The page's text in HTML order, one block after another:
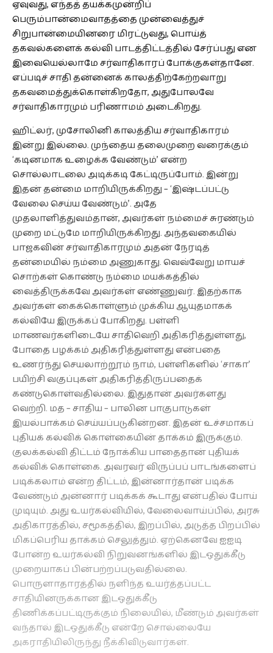
ஏவுவது, எந்தத் தயக்கமுன்றிப்
பெரும்பான்மைவாதத்தை முன்வைத்துச்
சிறுபான்மையினரை மிரட்டுவது, பொய்த்
தகவல்களைக் கல்வி பாடத்திட்டத்தில் சேர்ப்பது என
இவையெல்லாமே சர்வாதிகாரப் போக்குகள்தானே.
எப்படிச் சாதி தன்னைக் காலத்திற்கேற்றவாறு
தகவமைத்துக்கொள்கிறதோ, அதுபோலவே
சர்வாதிகாரமும் பரிணாமம் அடைகிறது.
ஹிட்லர், முசோலினி காலத்திய சர்வாதிகாரம்
இன்று இல்லை. முந்தைய தலைமுறை வரைக்கும்
‘கடினமாக உழைக்க வேண்டும்’ என்ற
சொல்லாடலை அடிக்கடி கேட்டிருப்போம். இன்று
இதன் தன்மை மாறியிருக்கிறது – ‘இஷ்டப்பட்டு
வேலை செய்ய வேண்டும்’. அதே
முதலாளித்துவம்தான், அவர்கள் நம்மைச் சுரண்டும்
முறை மட்டுமே மாறியிருக்கிறது. அந்தவகையில்
பாஜகவின் சர்வாதிகாரமும் அதன் நேரடித்
தன்மையில் நம்மை அணுகாது. வெவ்வேறு மாயச்
சொற்கள் கொண்டு நம்மை மயக்கத்தில்
வைத்திருக்கவே அவர்கள் எண்ணுவர். இதற்காக
அவர்கள் கைக்கொள்ளும் முக்கிய ஆயுதமாகக்
கல்வியே இருக்கப் போகிறது. பள்ளி
மாணவர்களிடையே சாதிவெறி அதிகரித்துள்ளது,
போதை பழக்கம் அதிகரித்துள்ளது என்பதை
உணர்ந்து செயலாற்றூம் நாம், பள்ளிகளில் ‘சாகா’
பயிற்சி வகுப்புகள் அதிகரித்திருப்பதைக்
கண்டுகொள்வதில்லை. இதுதான் அவர்களது
வெற்றி. மத – சாதிய – பாலின பாகுபாடுகள்
இயல்பாக்கம் செய்யப்படுகின்றன. இதன் உச்சமாகப்
புதியக் கல்விக் கொள்கையின் தாக்கம் இருக்கும்.
குலக்கல்வி திட்டம் நோக்கிய பாதைதான் புதியக்
கல்விக் கொள்கை. அவரவர் விருப்பப் பாடங்களைப்
படிக்கலாம் என்ற திட்டம், இன்னார்தான் படிக்க
வேண்டும் அன்னார் படிக்கக் கூடாது என்பதில் போய்
முடியும். அது உயர்கல்வியில், வேலைவாய்ப்பில், அரசு
அதிகாரத்தில், சமூகத்தில், இறப்பில், அடுத்த பிறப்பில்
மிகப்பெரிய தாக்கம் செலுத்தும். ஏற்கெனவே ஐஐடி
போன்ற உயர்கல்வி நிறுவனங்களில் இடஒதுக்கீடு
முறையாகப் பின்பற்றப்படுவதில்லை.
பொருளாதாரத்தில் நளிந்த உயர்த்தப்பட்ட
சாதியினருக்கான இடஒதுக்கீடு
திணிக்கப்பட்டிருக்கும் நிலையில், மீண்டும் அவர்கள்
வந்தால் இடஒதுக்கீடு என்றே சொல்லையே
அகராதியிலிருந்து நீக்கிவிடுவார்கள்.